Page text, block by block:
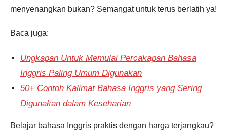
menyenangkan bukan? Semangat untuk terus berlatih ya!
Baca juga:
Ungkapan Untuk Memulai Percakapan Bahasa
Inggris Paling Umum Digunakan
50+ Contoh Kalimat Bahasa Inggris yang Sering
Digunakan dalam Keseharian
Belajar bahasa Inggris praktis dengan harga terjangkau?